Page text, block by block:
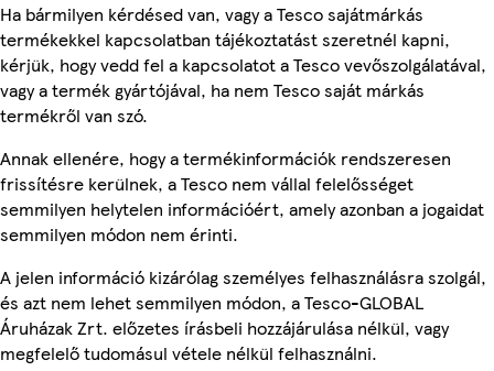
Ha bármilyen kérdésed van, vagy a Tesco sajátmárkás
termékekkel kapcsolatban tájékoztatást szeretnél kapni,
kérjük, hogy vedd fel a kapcsolatot a Tesco vevőszolgálatával,
vagy a termék gyártójával, ha nem Tesco saját márkás
termékről van szó.
Annak ellenére, hogy a termékinformációk rendszeresen
frissítésre kerülnek, a Tesco nem vállal felelősséget
semmilyen helytelen információért, amely azonban a jogaidat
semmilyen módon nem érinti.
A jelen információ kizárólag személyes felhasználásra szolgál,
és azt nem lehet semmilyen módon, a Tesco-GLOBAL
Áruházak Zrt. előzetes írásbeli hozzájárulása nélkül, vagy
megfelelő tudomásul vétele nélkül felhasználni.